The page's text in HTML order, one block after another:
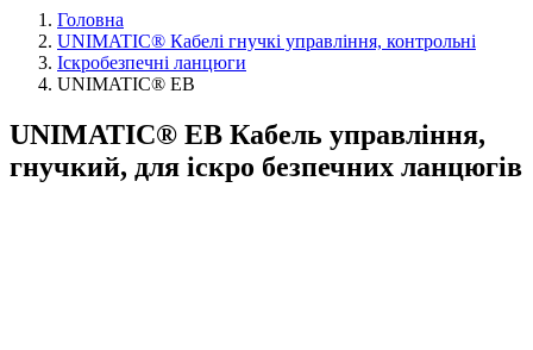
Головна
UNIMATIC® Кабелі гнучкі управління, контрольні
Іскробезпечні ланцюги
UNIMATIC® EB
UNIMATIC® EB Кабель управління,
гнучкий, для іскро безпечних ланцюгів